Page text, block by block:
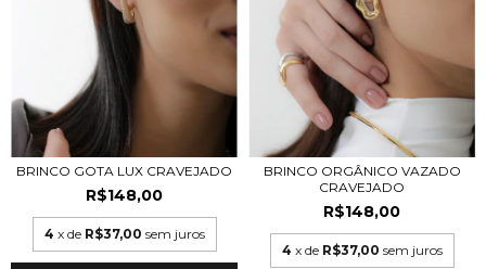
BRINCO GOTA LUX CRAVEJADO
R$148,00
4 x de R$37,00 sem juros
BRINCO ORGÂNICO VAZADO
CRAVEJADO
R$148,00
4 x de R$37,00 sem juros